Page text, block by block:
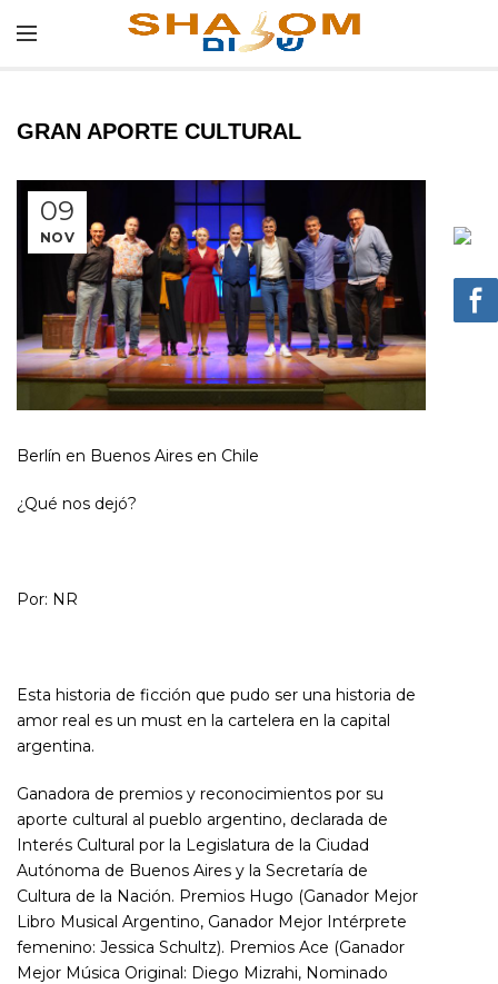
GRAN APORTE CULTURAL
09
NOV
Berlín en Buenos Aires en Chile
¿Qué nos dejó?
Por: NR
Esta historia de ficción que pudo ser una historia de
amor real es un must en la cartelera en la capital
argentina.
Ganadora de premios y reconocimientos por su
aporte cultural al pueblo argentino, declarada de
Interés Cultural por la Legislatura de la Ciudad
Autónoma de Buenos Aires y la Secretaría de
Cultura de la Nación. Premios Hugo (Ganador Mejor
Libro Musical Argentino, Ganador Mejor Intérprete
femenino: Jessica Schultz). Premios Ace (Ganador
Mejor Música Original: Diego Mizrahi, Nominado